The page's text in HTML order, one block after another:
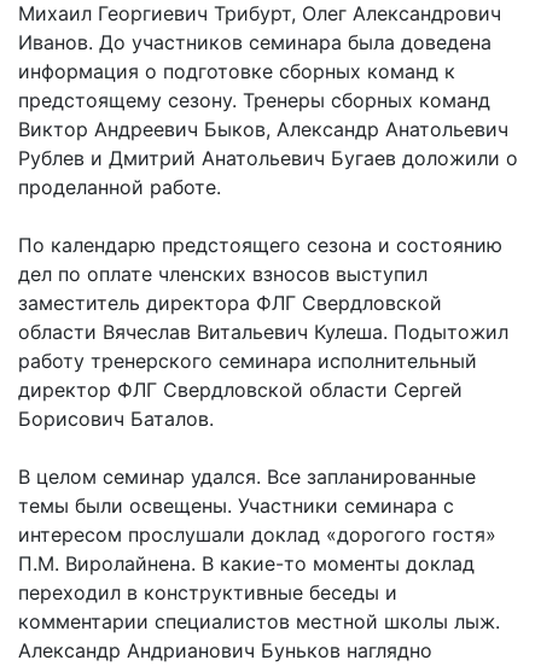
Михаил Георгиевич Трибурт, Олег Александрович
Иванов. До участников семинара была доведена
информация о подготовке сборных команд к
предстоящему сезону. Тренеры сборных команд
Виктор Андреевич Быков, Александр Анатольевич
Рублев и Дмитрий Анатольевич Бугаев доложили о
проделанной работе.
По календарю предстоящего сезона и состоянию
дел по оплате членских взносов выступил
заместитель директора ФЛГ Свердловской
области Вячеслав Витальевич Кулеша. Подытожил
работу тренерского семинара исполнительный
директор ФЛГ Свердловской области Сергей
Борисович Баталов.
В целом семинар удался. Все запланированные
темы были освещены. Участники семинара с
интересом прослушали доклад «дорогого гостя»
П.М. Виролайнена. В какие-то моменты доклад
переходил в конструктивные беседы и
комментарии специалистов местной школы лыж.
Александр Андрианович Буньков наглядно